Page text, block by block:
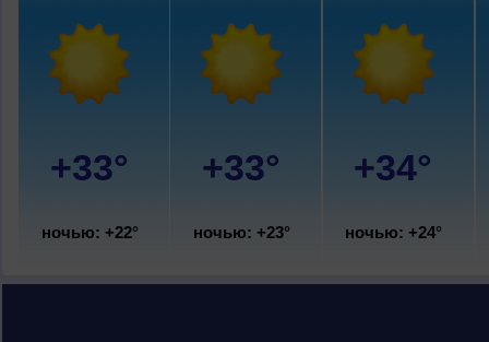
+33°
ночью: +22°
+33°
ночью: +23°
+34°
ночью: +24°